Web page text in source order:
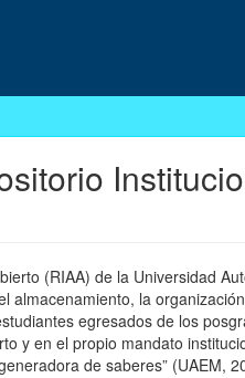
(RIAA) de la Universidad
almacenamiento, la
egresados de los
y en el propio mandato
de saberes” (UAEM,